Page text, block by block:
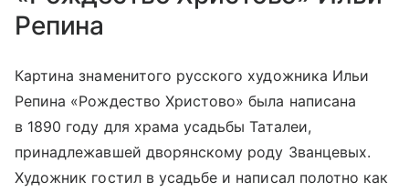
Репина
Картина знаменитого русского художника Ильи
Репина «Рождество Христово» была написана
в 1890 году для храма усадьбы Таталеи,
принадлежавшей дворянскому роду Званцевых.
Художник гостил в усадьбе и написал полотно как